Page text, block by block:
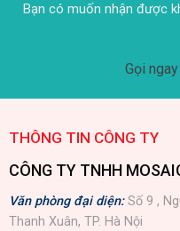
Bạn có muốn nhận được
Gọi ngay
THÔNG TIN CÔNG TY
CÔNG TY TNHH
Văn phòng đại diện:Số 9 ,
Thanh Xuân, TP. Hà Nội